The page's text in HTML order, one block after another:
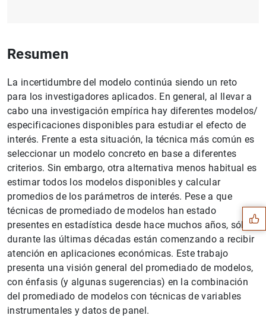
Resumen
La incertidumbre del modelo continúa siendo un reto
para los investigadores aplicados. En general, al llevar a
cabo una investigación empírica hay diferentes modelos/
especificaciones disponibles para estudiar el efecto de
interés. Frente a esta situación, la técnica más común es
seleccionar un modelo concreto en base a diferentes
criterios. Sin embargo, otra alternativa menos habitual es
estimar todos los modelos disponibles y calcular
promedios de los parámetros de interés. Pese a que
técnicas de promediado de modelos han estado
presentes en estadística desde hace muchos años, sólo
durante las últimas décadas están comenzando a recibir
atención en aplicaciones económicas. Este trabajo
presenta una visión general del promediado de modelos,
con énfasis (y algunas sugerencias) en la combinación
del promediado de modelos con técnicas de variables
instrumentales y datos de panel.
Sugerencias